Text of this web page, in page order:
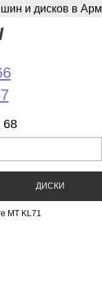
и дисков в
68
ДИСКИ
MT KL71